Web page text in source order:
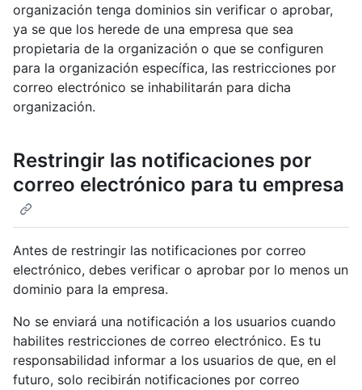
organización tenga dominios sin verificar o aprobar,
ya se que los herede de una empresa que sea
propietaria de la organización o que se configuren
para la organización específica, las restricciones por
correo electrónico se inhabilitarán para dicha
organización.
Restringir las notificaciones por
correo electrónico para tu empresa
Antes de restringir las notificaciones por correo
electrónico, debes verificar o aprobar por lo menos un
dominio para la empresa.
No se enviará una notificación a los usuarios cuando
habilites restricciones de correo electrónico. Es tu
responsabilidad informar a los usuarios de que, en el
futuro, solo recibirán notificaciones por correo